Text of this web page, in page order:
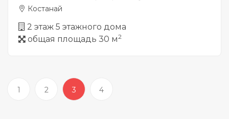
Костанай
2 этаж 5 этажного дома
общая площадь 30 м2
1 2 3 4